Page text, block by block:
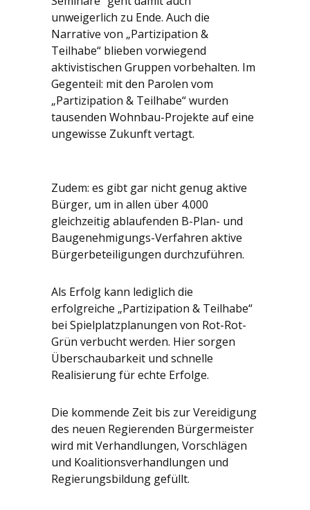
unweigerlich zu Ende. Auch die
Narrative von „Partizipation &
Teilhabe“ blieben vorwiegend
aktivistischen Gruppen vorbehalten. Im
Gegenteil: mit den Parolen vom
„Partizipation & Teilhabe“ wurden
tausenden Wohnbau-Projekte auf eine
ungewisse Zukunft vertagt.
Zudem: es gibt gar nicht genug aktive
Bürger, um in allen über 4.000
gleichzeitig ablaufenden B-Plan- und
Baugenehmigungs-Verfahren aktive
Bürgerbeteiligungen durchzuführen.
Als Erfolg kann lediglich die
erfolgreiche „Partizipation & Teilhabe“
bei Spielplatzplanungen von Rot-Rot-
Grün verbucht werden. Hier sorgen
Überschaubarkeit und schnelle
Realisierung für echte Erfolge.
Die kommende Zeit bis zur Vereidigung
des neuen Regierenden Bürgermeister
wird mit Verhandlungen, Vorschlägen
und Koalitionsverhandlungen und
Regierungsbildung gefüllt.